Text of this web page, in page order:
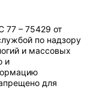
– 75429 от
по надзору
и массовых
и
для